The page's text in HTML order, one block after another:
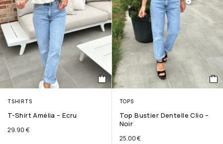
TSHIRTS
T-Shirt Amélia – Ecru
29.90 €
TOPS
Top Bustier Dentelle Clio –
Noir
25.00€